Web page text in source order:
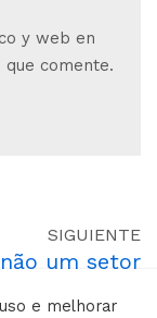
y web en
comente.
SIGUIENTE
um setor
e melhorar